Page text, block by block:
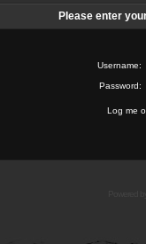
Please enter
Username:
Password:
Log me